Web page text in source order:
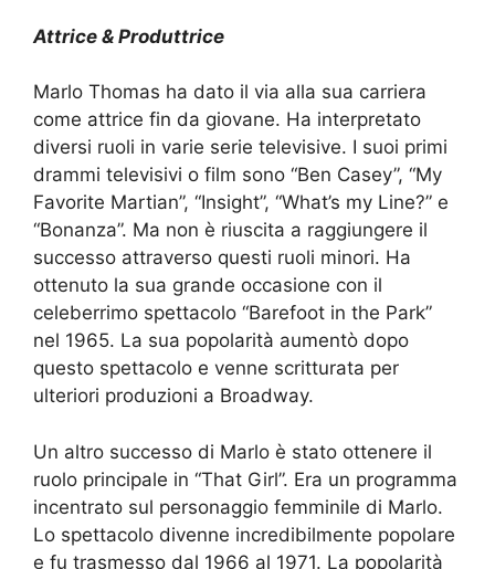
Attrice & Produttrice
Marlo Thomas ha dato il via alla sua carriera
come attrice fin da giovane. Ha interpretato
diversi ruoli in varie serie televisive. I suoi primi
drammi televisivi o film sono “Ben Casey”, “My
Favorite Martian”, “Insight”, “What’s my Line?” e
“Bonanza”. Ma non è riuscita a raggiungere il
successo attraverso questi ruoli minori. Ha
ottenuto la sua grande occasione con il
celeberrimo spettacolo “Barefoot in the Park”
nel 1965. La sua popolarità aumentò dopo
questo spettacolo e venne scritturata per
ulteriori produzioni a Broadway.
Un altro successo di Marlo è stato ottenere il
ruolo principale in “That Girl”. Era un programma
incentrato sul personaggio femminile di Marlo.
Lo spettacolo divenne incredibilmente popolare
e fu trasmesso dal 1966 al 1971. La popolarità